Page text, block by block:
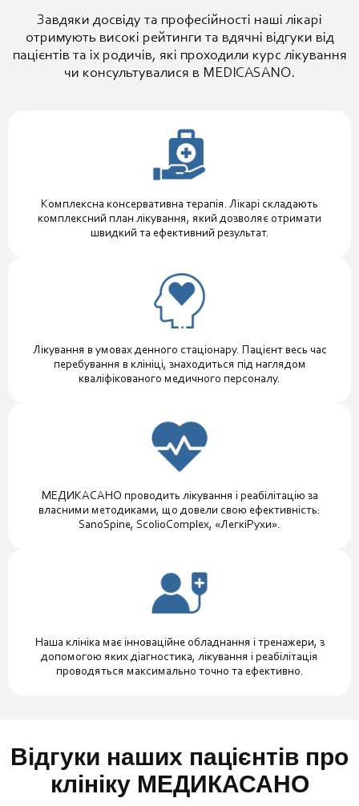
Завдяки досвіду та професійності наші лікарі
отримують високі рейтинги та вдячні відгуки від
пацієнтів та іх родичів, які проходили курс лікування
чи консультувалися в MEDICASANO.
Комплексна консервативна терапія. Лікарі складають
комплексний план лікування, який дозволяє отримати
швидкий та ефективний результат.
Лікування в умовах денного стаціонару. Пацієнт весь час
перебування в клініці, знаходиться під наглядом
кваліфікованого медичного персоналу.
МЕДИКАСАНО проводить лікування і реабілітацію за
власними методиками, що довели свою ефективність:
SanoSpine, ScolioComplex, «ЛегкіРухи».
Наша клініка має інноваційне обладнання і тренажери, з
допомогою яких діагностика, лікування і реабілітація
проводяться максимально точно та ефективно.
Відгуки наших пацієнтів про
клініку МЕДИКАСАНО